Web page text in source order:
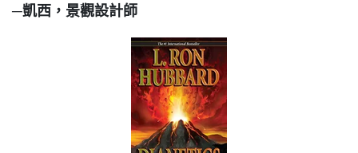
─凱西，景觀設計師